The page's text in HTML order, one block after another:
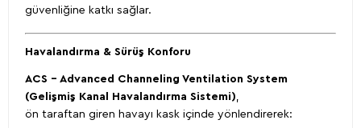
güvenliğine katkı sağlar.
Havalandırma & Sürüş Konforu
ACS – Advanced Channeling Ventilation System
(Gelişmiş Kanal Havalandırma Sistemi),
ön taraftan giren havayı kask içinde yönlendirerek: